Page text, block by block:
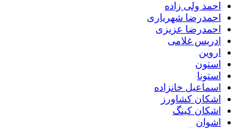
احمد ولی زاده
احمدرضا شهریاری
احمدرضا عزیزی
ادریس غلامی
اروین
استون
استونا
اسماعیل خانزاده
اشکان کشاورز
اشکان کینگ
اشوان